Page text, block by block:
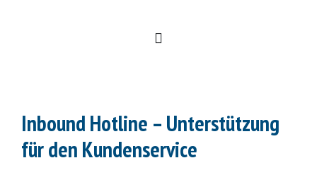
Inbound Hotline – Unterstützung
für den Kundenservice